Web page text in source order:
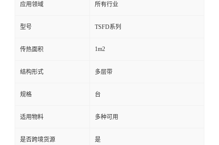
应用领域 所有行业
型号 TSFD系列
传热面积 1m2
结构形式 多层带
规格 台
适用物料 多种可用
是否跨境货源 是